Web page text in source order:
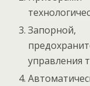
управления